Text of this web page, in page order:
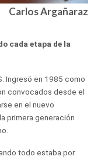
Carlos Argañaraz
cada etapa de la
Ingresó en 1985 como
convocados desde el
en el nuevo
primera generación
todo estaba por